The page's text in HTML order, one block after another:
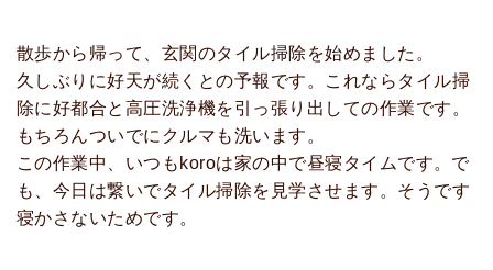
散歩から帰って、玄関のタイル掃除を始めました。
久しぶりに好天が続くとの予報です。これならタイル掃
除に好都合と高圧洗浄機を引っ張り出しての作業です。
もちろんついでにクルマも洗います。
この作業中、いつもkoroは家の中で昼寝タイムです。で
も、今日は繋いでタイル掃除を見学させます。そうです
寝かさないためです。